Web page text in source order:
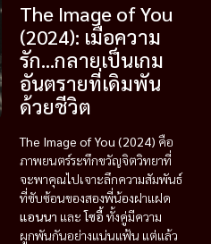
The Image of You
(2024): เมื่อความ
รัก…กลายเป็นเกม
อันตรายที่เดิมพัน
ด้วยชีวิต
The Image of You (2024) คือ
ภาพยนตร์ระทึกขวัญจิตวิทยาที่
จะพาคุณไปเจาะลึกความสัมพันธ์
ที่ซับซ้อนของสองพี่น้องฝาแฝด
แอนนา และโซอี้ ทั้งคู่มีความ
ผูกพันกันอย่างแน่นแฟ้น แต่แล้ว